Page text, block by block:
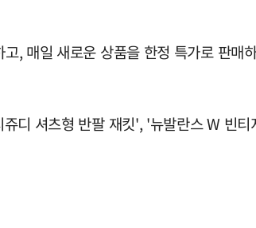
, 매일 새로운 상품을 한정 특가로 판
디 셔츠형 반팔 재킷', '뉴발란스 W 빈